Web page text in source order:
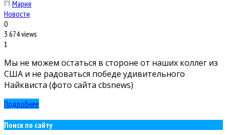
Мария
Новости
0
3 674 views
1
Мы не можем остаться в стороне от наших коллег из
США и не радоваться победе удивительного
Найквиста (фото сайта cbsnews)
Подробнее
Поиск по сайту